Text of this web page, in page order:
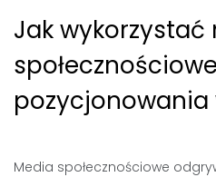
Jak wykorzystać
pozycjonowania
Media społecznościowe